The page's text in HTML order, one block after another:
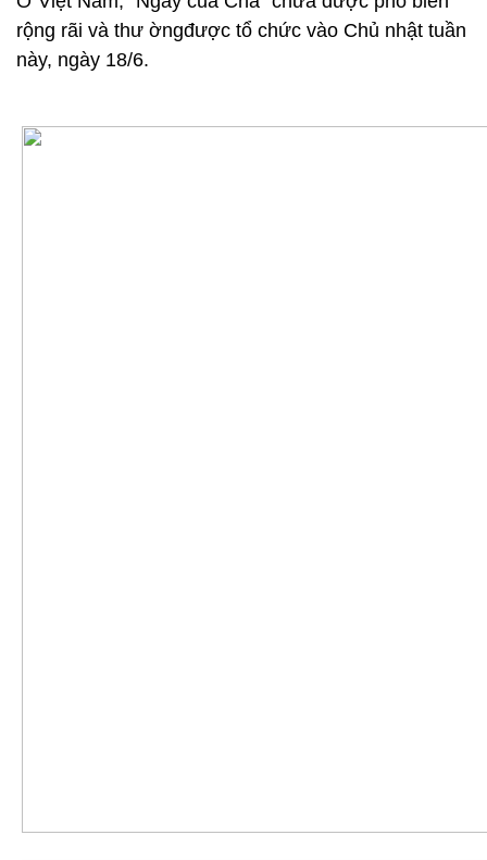
rộng rãi và thư ờngđược tổ chức vào Chủ nhật tuần
này, ngày 18/6.